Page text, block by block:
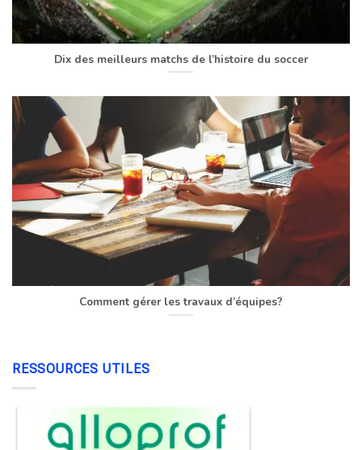
Dix des meilleurs matchs de l’histoire du soccer
Comment gérer les travaux d’équipes?
RESSOURCES UTILES